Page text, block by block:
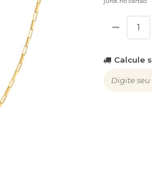
−
Calcule